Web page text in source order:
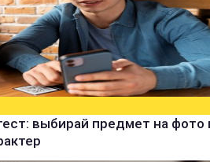
выбирай предмет на фото